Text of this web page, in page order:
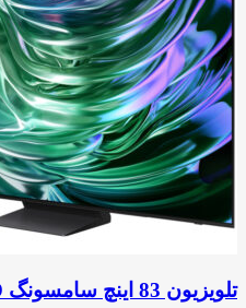
تلویزیون 83 اینچ سامسونگ S90D سامسونگ 83S90D